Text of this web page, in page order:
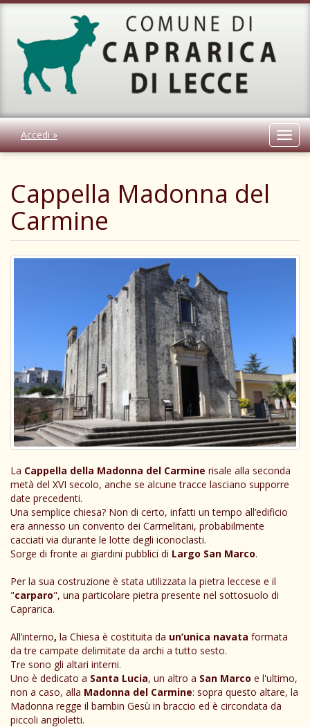
Accedi »
Cappella Madonna del
Carmine
La Cappella della Madonna del Carmine risale alla seconda
metà del XVI secolo, anche se alcune tracce lasciano supporre
date precedenti.
Una semplice chiesa? Non di certo, infatti un tempo all’edificio
era annesso un convento dei Carmelitani, probabilmente
cacciati via durante le lotte degli iconoclasti.
Sorge di fronte ai giardini pubblici di Largo San Marco.
Per la sua costruzione è stata utilizzata la pietra leccese e il
"carparo", una particolare pietra presente nel sottosuolo di
Caprarica.
All’interno, la Chiesa è costituita da un’unica navata formata
da tre campate delimitate da archi a tutto sesto.
Tre sono gli altari interni.
Uno è dedicato a Santa Lucia, un altro a San Marco e l'ultimo,
non a caso, alla Madonna del Carmine: sopra questo altare, la
Madonna regge il bambin Gesù in braccio ed è circondata da
piccoli angioletti.